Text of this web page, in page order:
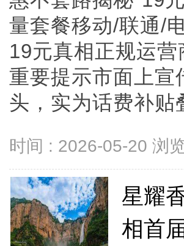
量套餐移动/联通/
19元真相正规运
重要提示市面上宣
头，实为话费补
时间 : 2026-05-20 浏览
星耀
相首